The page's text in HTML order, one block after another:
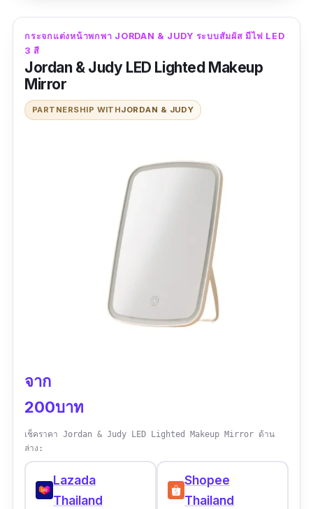
ลมาก ๆ
รีวิวจากผู้ใช้จริง:
น็อตมาไขเอาเอง เราไม่มีไขควงใช้มือหมุนๆเอง
มันเลยหมุนหัวกระจกได้555555555 แพคมาดีค่า
กระจกไม่แตก สวย ไม่แพง เปลี่ยนมู้ดห้องเลย
กระจกแต่งหน้าพกพา JORDAN & JUDY ระบบสัมผัส มีไฟ LED
3 สี
Jordan & Judy LED Lighted Makeup
Mirror
PARTNERSHIP WITHJORDAN & JUDY
จาก
200บาท
เช็คราคา Jordan & Judy LED Lighted Makeup Mirror ด้าน
ล่าง:
Lazada
Thailand
Shopee
Thailand